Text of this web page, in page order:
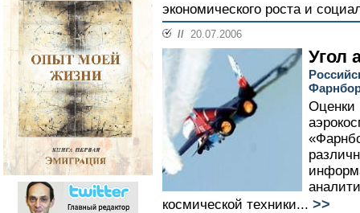
экономического роста и
// 20.07.2006
Угол
Оценки
космической техники... >>